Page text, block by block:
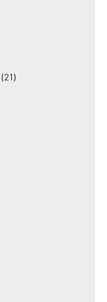
(21)